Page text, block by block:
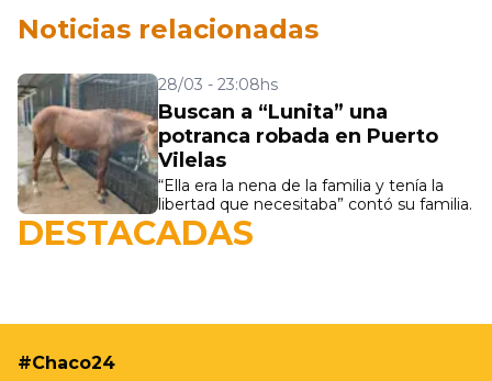
Noticias relacionadas
28/03 - 23:08hs
Buscan a “Lunita” una
potranca robada en Puerto
Vilelas
“Ella era la nena de la familia y tenía la
libertad que necesitaba” contó su familia.
DESTACADAS
19/05 - 9:37hs
Resistencia realizará nuevas jornadas de
castración gratuita para perros y gatos en Villa
Prosperidad
#Chaco24